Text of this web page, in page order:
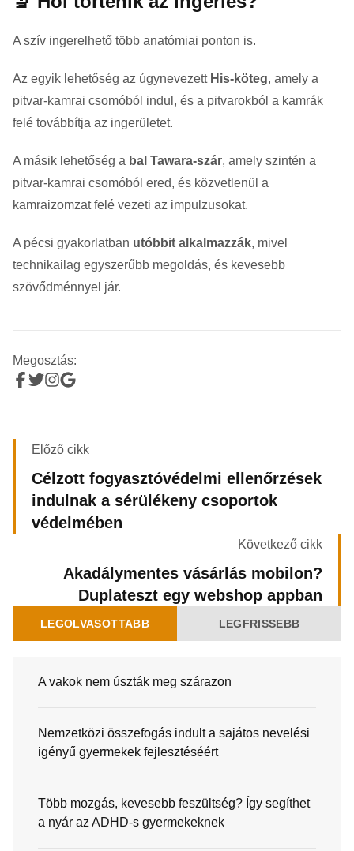
A szív ingerelhető több anatómiai ponton is.
Az egyik lehetőség az úgynevezett His-köteg, amely a
pitvar-kamrai csomóból indul, és a pitvarokból a kamrák
felé továbbítja az ingerületet.
A másik lehetőség a bal Tawara-szár, amely szintén a
pitvar-kamrai csomóból ered, és közvetlenül a
kamraizomzat felé vezeti az impulzusokat.
A pécsi gyakorlatban utóbbit alkalmazzák, mivel
technikailag egyszerűbb megoldás, és kevesebb
szövődménnyel jár.
Megosztás:
Előző cikk
Célzott fogyasztóvédelmi ellenőrzések
indulnak a sérülékeny csoportok
védelmében
Következő cikk
Akadálymentes vásárlás mobilon?
Duplateszt egy webshop appban
LEGOLVASOTTABB LEGFRISSEBB
A vakok nem úszták meg szárazon
Nemzetközi összefogás indult a sajátos nevelési
igényű gyermekek fejlesztéséért
Több mozgás, kevesebb feszültség? Így segíthet
a nyár az ADHD-s gyermekeknek